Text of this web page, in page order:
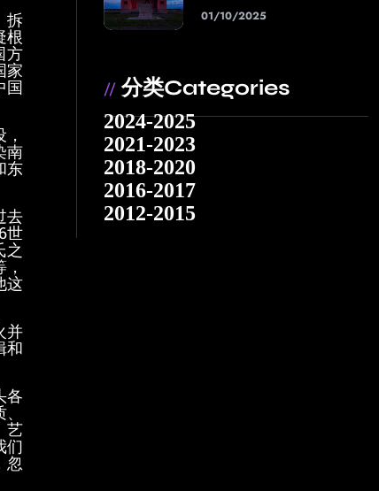
拆
根
方
家
国
南
东
去
世
之
这
并
和
各
艺
们
忽
01/10/2025
// 分类Categories
2024-2025
2021-2023
2018-2020
2016-2017
2012-2015